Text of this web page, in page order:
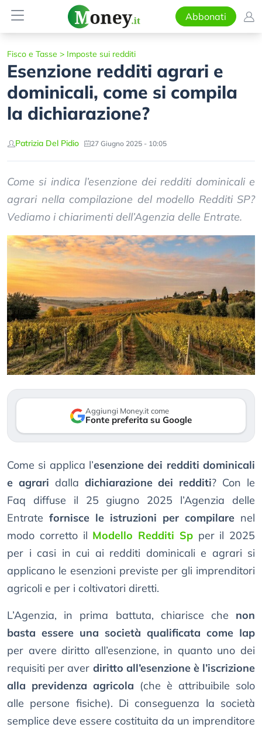
Abbonati
Fisco e Tasse > Imposte sui redditi
Esenzione redditi agrari e
dominicali, come si compila
la dichiarazione?
Patrizia Del Pidio 27 Giugno 2025 - 10:05
Come si indica l’esenzione dei redditi dominicali e
agrari nella compilazione del modello Redditi SP?
Vediamo i chiarimenti dell’Agenzia delle Entrate.
Aggiungi Money.it come
Fonte preferita su Google
Come si applica l’esenzione dei redditi dominicali
e agrari dalla dichiarazione dei redditi? Con le
Faq diffuse il 25 giugno 2025 l’Agenzia delle
Entrate fornisce le istruzioni per compilare nel
modo corretto il Modello Redditi Spper il 2025
per i casi in cui ai redditi dominicali e agrari si
applicano le esenzioni previste per gli imprenditori
agricoli e per i coltivatori diretti.
L’Agenzia, in prima battuta, chiarisce che non
basta essere una società qualificata come Iap
per avere diritto all’esenzione, in quanto uno dei
requisiti per aver diritto all’esenzione è l’iscrizione
alla previdenza agricola (che è attribuibile solo
alle persone fisiche). Di conseguenza la società
semplice deve essere costituita da un imprenditore